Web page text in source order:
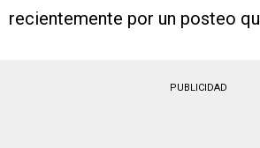
recientemente por un posteo
PUBLICIDAD